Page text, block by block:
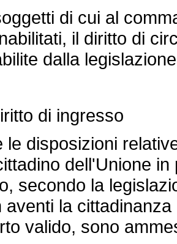
di cui al
il diritto di
dalla
di ingresso
disposizioni
dell'Unione
secondo la
aventi la
valido, sono